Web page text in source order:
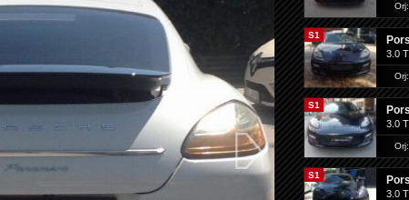
S1
3.0
S1
3.0
S1
3.0